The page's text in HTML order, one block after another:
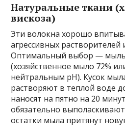
Натуральные ткани
вискоза)
Эти волокна хорошо
агрессивных растворителей
Оптимальный выбор —
(хозяйственное мыло 72%
нейтральным pH). Кусок
растворяют в теплой воде
наносят на пятно на 20
обязательно
остатки мыла притянут